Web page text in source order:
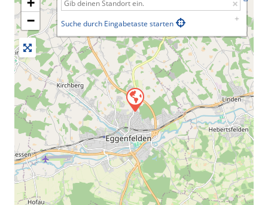
−
Suche durch Eingabetaste starten